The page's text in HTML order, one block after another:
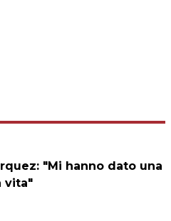
"Mi hanno dato una
vita"